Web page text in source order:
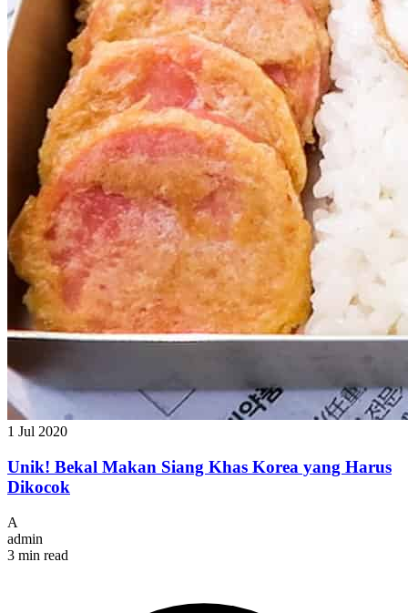
1 Jul 2020
Unik! Bekal Makan Siang Khas Korea yang Harus
Dikocok
A
admin
3 min read